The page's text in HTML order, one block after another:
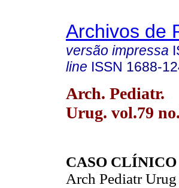
Archivos de
versão impressa
line ISSN 1688-
Arch. Pediatr.
Urug. vol.79
CASO CLÍNICO
Arch Pediatr